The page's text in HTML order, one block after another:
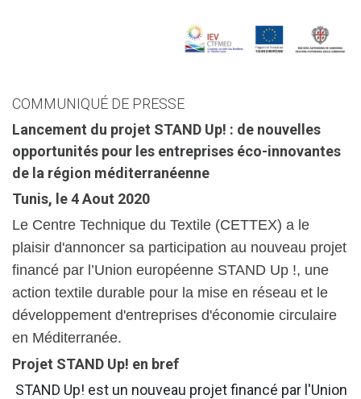
COMMUNIQUÉ DE PRESSE
Lancement du projet STAND Up! : de nouvelles
opportunités pour les entreprises éco-innovantes
de la région méditerranéenne
Tunis, le 4 Aout 2020
Le Centre Technique du Textile (CETTEX) a le
plaisir d'annoncer sa participation au nouveau projet
financé par l’Union européenne STAND Up !, une
action textile durable pour la mise en réseau et le
développement d'entreprises d'économie circulaire
en Méditerranée.
Projet STAND Up! en bref
STAND Up! est un nouveau projet financé par l'Union